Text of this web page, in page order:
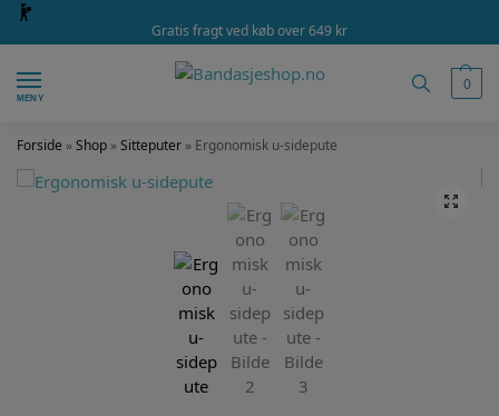
Gratis fragt ved køb over 649 kr
MENY
0
Forside »Shop »Sitteputer » Ergonomisk u-sidepute